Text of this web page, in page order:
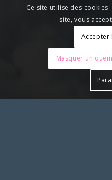
Ce site utilise des
site, vous
Accepter
Masquer